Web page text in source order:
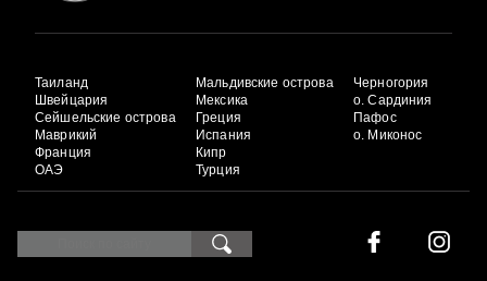
Таиланд
Швейцария
Сейшельские острова
Маврикий
Франция
ОАЭ
Мальдивские острова
Мексика
Греция
Испания
Кипр
Турция
Черногория
о. Сардиния
Пафос
о. Миконос